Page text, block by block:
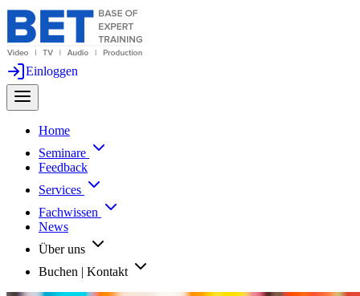
Einloggen
Home
Seminare
Feedback
Services
Fachwissen
News
Über uns
Buchen | Kontakt